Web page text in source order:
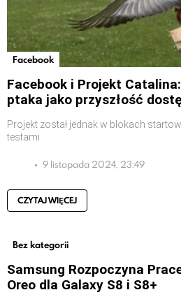
Facebook
Facebook i Projekt
ptaka jako przyszłość
Projekt został jednak w blokach
testami
9 listopada 2024, 23:49
CZYTAJ WIĘCEJ
Bez kategorii
Samsung Rozpoczyna
Oreo dla Galaxy S8 i S8+